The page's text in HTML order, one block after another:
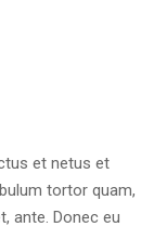
et netus et
tortor quam,
ante. Donec eu